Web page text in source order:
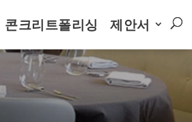
콘크리트폴리싱 제안서